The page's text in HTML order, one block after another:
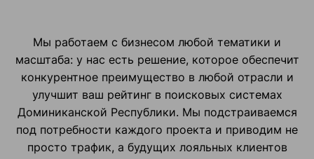
Мы работаем с бизнесом любой тематики и
масштаба: у нас есть решение, которое обеспечит
конкурентное преимущество в любой отрасли и
улучшит ваш рейтинг в поисковых системах
Доминиканской Республики. Мы подстраиваемся
под потребности каждого проекта и приводим не
просто трафик, а будущих лояльных клиентов